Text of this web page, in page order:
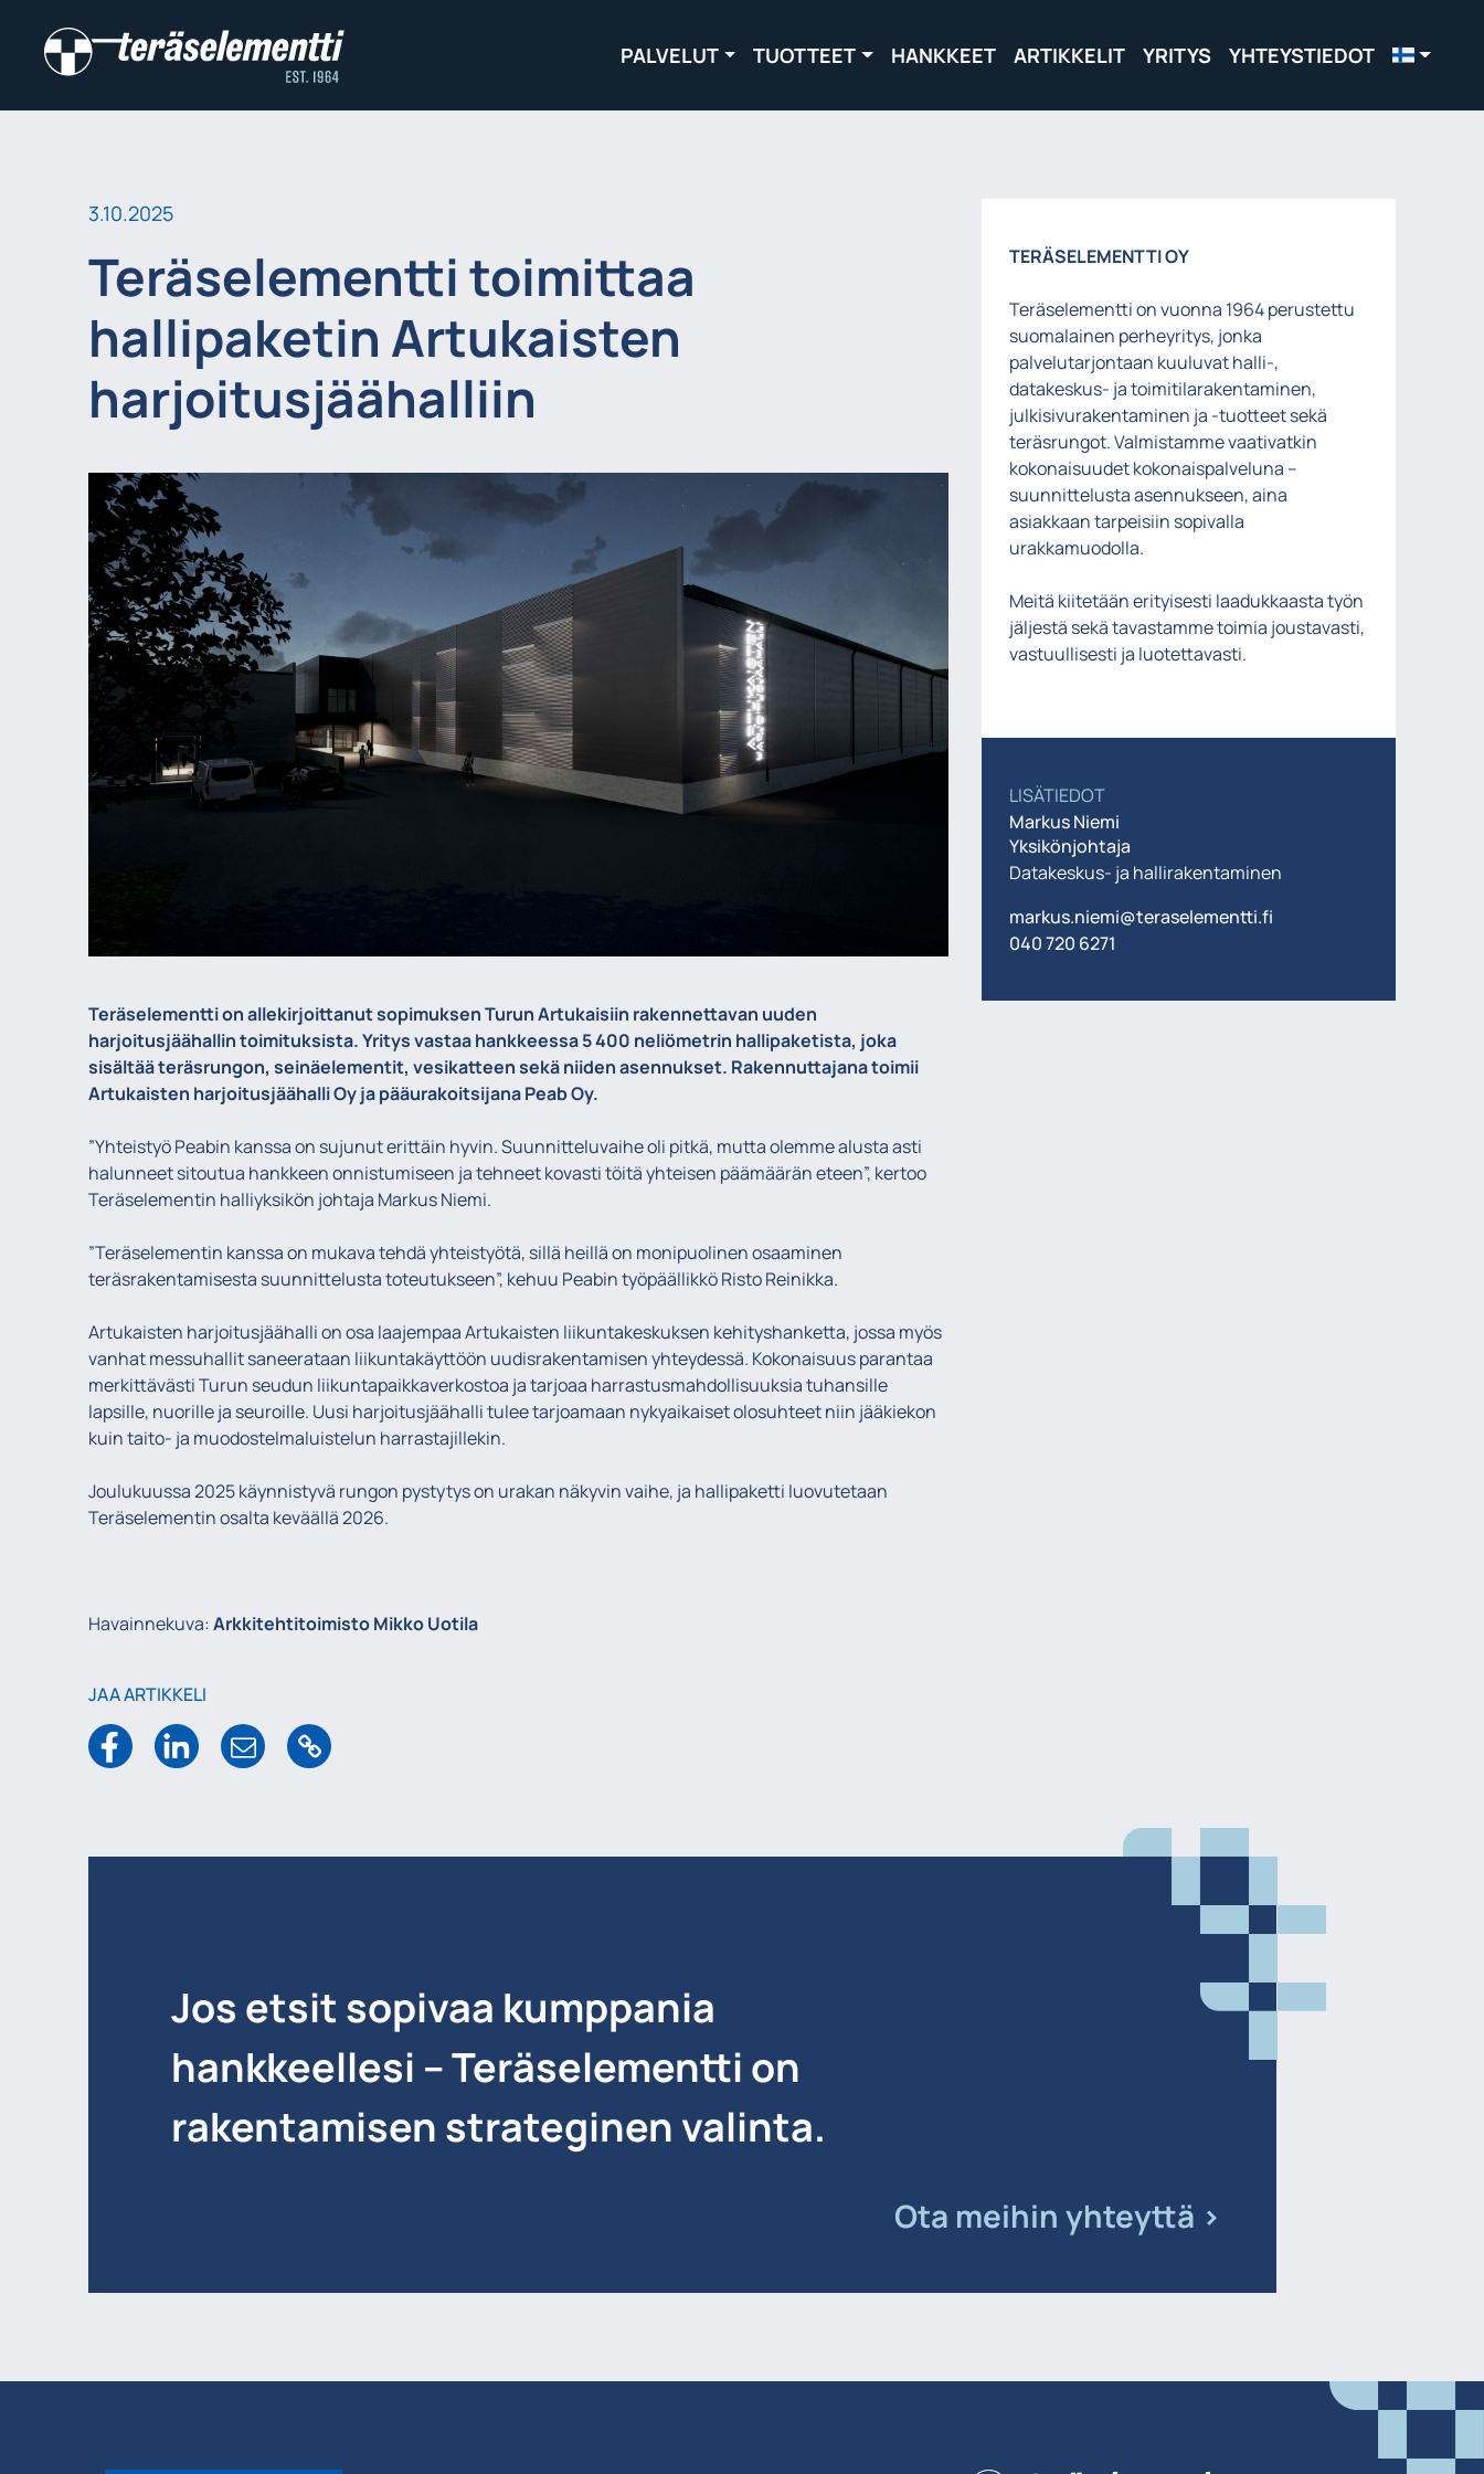
PALVELUT TUOTTEET HANKKEET ARTIKKELIT YRITYS YHTEYSTIEDOT
3.10.2025
Teräselementti toimittaa
hallipaketin Artukaisten
harjoitusjäähalliin
Teräselementti on allekirjoittanut sopimuksen Turun Artukaisiin rakennettavan uuden
harjoitusjäähallin toimituksista. Yritys vastaa hankkeessa 5 400 neliömetrin hallipaketista, joka
sisältää teräsrungon, seinäelementit, vesikatteen sekä niiden asennukset. Rakennuttajana toimii
Artukaisten harjoitusjäähalli Oy ja pääurakoitsijana Peab Oy.
”Yhteistyö Peabin kanssa on sujunut erittäin hyvin. Suunnitteluvaihe oli pitkä, mutta olemme alusta asti
halunneet sitoutua hankkeen onnistumiseen ja tehneet kovasti töitä yhteisen päämäärän eteen”, kertoo
Teräselementin halliyksikön johtaja Markus Niemi.
”Teräselementin kanssa on mukava tehdä yhteistyötä, sillä heillä on monipuolinen osaaminen
teräsrakentamisesta suunnittelusta toteutukseen”, kehuu Peabin työpäällikkö Risto Reinikka.
Artukaisten harjoitusjäähalli on osa laajempaa Artukaisten liikuntakeskuksen kehityshanketta, jossa myös
vanhat messuhallit saneerataan liikuntakäyttöön uudisrakentamisen yhteydessä. Kokonaisuus parantaa
merkittävästi Turun seudun liikuntapaikkaverkostoa ja tarjoaa harrastusmahdollisuuksia tuhansille
lapsille, nuorille ja seuroille. Uusi harjoitusjäähalli tulee tarjoamaan nykyaikaiset olosuhteet niin jääkiekon
kuin taito- ja muodostelmaluistelun harrastajillekin.
Joulukuussa 2025 käynnistyvä rungon pystytys on urakan näkyvin vaihe, ja hallipaketti luovutetaan
Teräselementin osalta keväällä 2026.
Havainnekuva:Arkkitehtitoimisto Mikko Uotila
JAA ARTIKKELI
TERÄSELEMENTTI OY
Teräselementti on vuonna 1964 perustettu
suomalainen perheyritys, jonka
palvelutarjontaan kuuluvat halli-,
datakeskus- ja toimitilarakentaminen,
julkisivurakentaminen ja -tuotteet sekä
teräsrungot. Valmistamme vaativatkin
kokonaisuudet kokonaispalveluna –
suunnittelusta asennukseen, aina
asiakkaan tarpeisiin sopivalla
urakkamuodolla.
Meitä kiitetään erityisesti laadukkaasta työn
jäljestä sekä tavastamme toimia joustavasti,
vastuullisesti ja luotettavasti.
LISÄTIEDOT
Markus Niemi
Yksikönjohtaja
Datakeskus- ja hallirakentaminen
markus.niemi@teraselementti.fi
040 720 6271
Jos etsit sopivaa kumppania
hankkeellesi – Teräselementti on
rakentamisen strateginen valinta.
Ota meihin yhteyttä >